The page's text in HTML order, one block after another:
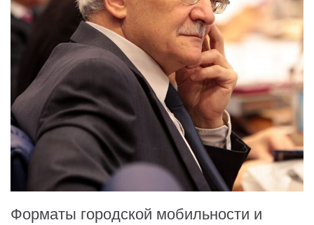
Форматы городской мобильности и